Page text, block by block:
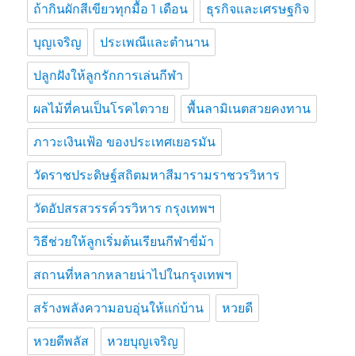
ถ้ากินผักสีเขียวทุกมื้อ 1 เดือน ธุรกิจและเศรษฐกิจ
บุญเจริญ ประเพณีและตำนาน
ปลูกฝังให้ลูกรักการเล่นกีฬา
ผลไม้ที่คนเป็นโรคไตวาย พื้นลามิเนตสวยคงทาน
ภาวะเงินเฟ้อ ของประเทศเยอรมัน
วัดราชประดิษฐ์สถิตมหาสีมารามราชวรวิหาร
วัดอัปสรสวรรค์วรวิหาร กรุงเทพฯ
วิธีช่วยให้ลูกเริ่มต้นเรียนกีฬาขี่ม้า
สถานที่หลากหลายน่าไปในกรุงเทพฯ
สร้างพลังความอบอุ่นให้แก่บ้าน หวยดี
หวยดีพลัส หวยบุญเจริญ